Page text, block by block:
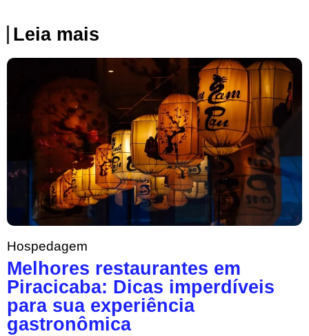
Leia mais
Hospedagem
Melhores restaurantes em
Piracicaba: Dicas imperdíveis
para sua experiência
gastronômica